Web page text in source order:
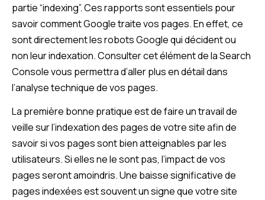
partie “indexing”. Ces rapports sont essentiels pour
savoir comment Google traite vos pages. En effet, ce
sont directement les robots Google qui décident ou
non leur indexation. Consulter cet élément de la Search
Console vous permettra d’aller plus en détail dans
l’analyse technique de vos pages.
La première bonne pratique est de faire un travail de
veille sur l’indexation des pages de votre site afin de
savoir si vos pages sont bien atteignables par les
utilisateurs. Si elles ne le sont pas, l’impact de vos
pages seront amoindris. Une baisse significative de
pages indexées est souvent un signe que votre site